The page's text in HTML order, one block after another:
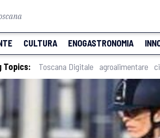
CULTURA ENOGASTRONOMIA
Topics: Toscana Digitale agroalimentare